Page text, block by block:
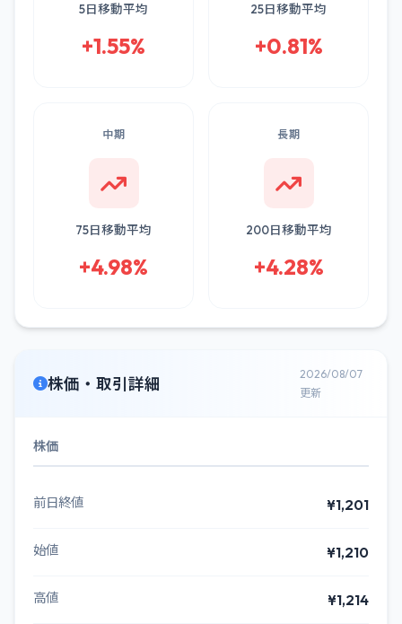
5日移動平均
+1.55%
25日移動平均
+0.81%
中期
75日移動平均
+4.98%
長期
200日移動平均
+4.28%
株価・取引詳細
2026/08/07
更新
株価
前日終値 ¥1,201
始値 ¥1,210
高値 ¥1,214